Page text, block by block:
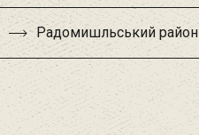
Радомишльський район‎